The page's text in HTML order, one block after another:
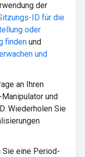
der
ID für die
oder
finden und
und
an Ihren
und
Wiederholen Sie
eine Period-